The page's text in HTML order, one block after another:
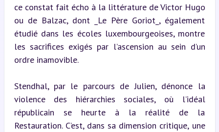
ce constat fait écho à la littérature de Victor Hugo
ou de Balzac, dont _Le Père Goriot_, également
étudié dans les écoles luxembourgeoises, montre
les sacrifices exigés par l’ascension au sein d’un
ordre inamovible.
Stendhal, par le parcours de Julien, dénonce la
violence des hiérarchies sociales, où l’idéal
républicain se heurte à la réalité de la
Restauration. C’est, dans sa dimension critique, une